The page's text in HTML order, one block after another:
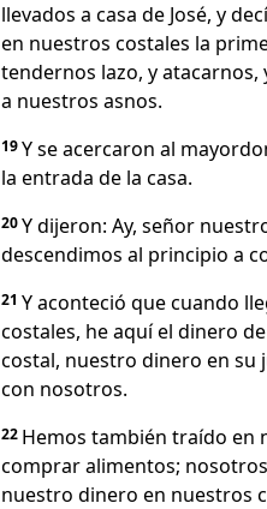
llevados a casa de José, y
en nuestros costales la
tendernos lazo, y
a nuestros asnos.
19Y se acercaron al
la entrada de la casa.
20Y dijeron: Ay, señor
descendimos al principio a
21 Y aconteció que cuando
costales, he aquí el dinero
costal, nuestro dinero en su
con nosotros.
22 Hemos también traído en
comprar alimentos;
nuestro dinero en nuestros